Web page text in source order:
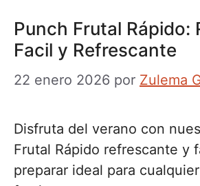
Punch Frutal Rápido:
Facil y Refrescante
22 enero 2026 por Zulema
Disfruta del verano con
Frutal Rápido refrescante y
preparar ideal para